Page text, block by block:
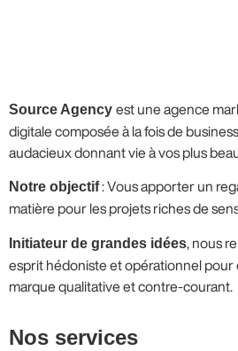
Source Agency est une agence
digitale composée à la fois de
audacieux donnant vie à vos plus
Notre objectif: Vous apporter un
matière pour les projets riches de
Initiateur de grandes idées , nous
esprit hédoniste et opérationnel pour
marque qualitative et contre-courant.
Nos services